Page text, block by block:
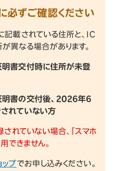
必ずご確認ください
記載されている住所と、IC
異なる場合があります。
明書交付時に住所が未登
明書の交付後、2026年6
れていない方
れていない場合、「スマホ
できません。
ップでお申し込みください。